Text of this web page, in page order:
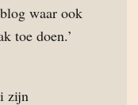
waar ook
toe doen.’
zijn